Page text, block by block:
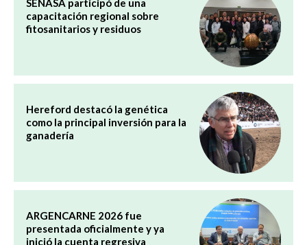
SENASA participó de una
capacitación regional sobre
fitosanitarios y residuos
Hereford destacó la genética
como la principal inversión para la
ganadería
ARGENCARNE 2026 fue
presentada oficialmente y ya
inició la cuenta regresiva